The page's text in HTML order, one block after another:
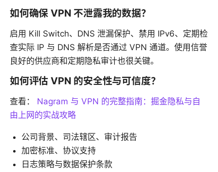
如何确保 VPN 不泄露我的数据？
启用 Kill Switch、DNS 泄漏保护、禁用 IPv6、定期检
查实际 IP 与 DNS 解析是否通过 VPN 通道。使用信誉
良好的供应商和定期隐私审计也很关键。
如何评估 VPN 的安全性与可信度？
查看： Nagram 与 VPN 的完整指南：掘金隐私与自
由上网的实战攻略
公司背景、司法辖区、审计报告
加密标准、协议支持
日志策略与数据保护条款